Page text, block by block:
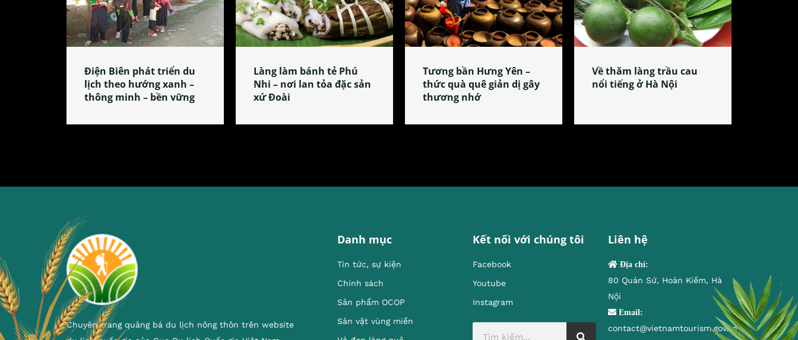
Điện Biên phát triển du
lịch theo hướng xanh –
thông minh – bền vững
Làng làm bánh tẻ Phú
Nhi – nơi lan tỏa đặc sản
xứ Đoài
Tương bần Hưng Yên –
thức quà quê giản dị gây
thương nhớ
Về thăm làng trầu cau
nổi tiếng ở Hà Nội
Chuyên trang quảng bá du lịch nông thôn trên website
Danh mục
Tin tức, sự kiện
Chính sách
Sản phẩm OCOP
Sản vật vùng miền
Kết nối với chúng tôi
Facebook
Youtube
Instagram
Liên hệ
Địa chỉ:
80 Quán Sứ, Hoàn Kiếm, Hà
Nội
Email:
contact@vietnamtourism.gov.vn